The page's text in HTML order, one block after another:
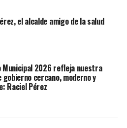
cada comida entregada hay
el alcalde amigo de la salud
Municipal 2026 refleja nuestra
gobierno cercano, moderno y
Raciel Pérez